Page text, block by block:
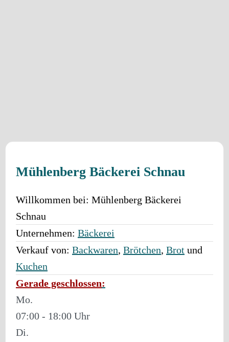
Mühlenberg Bäckerei Schnau
Willkommen bei: Mühlenberg Bäckerei
Schnau
Unternehmen: Bäckerei
Verkauf von: Backwaren, Brötchen, Brot und
Kuchen
Gerade geschlossen:
Mo.
07:00 - 18:00
Di.